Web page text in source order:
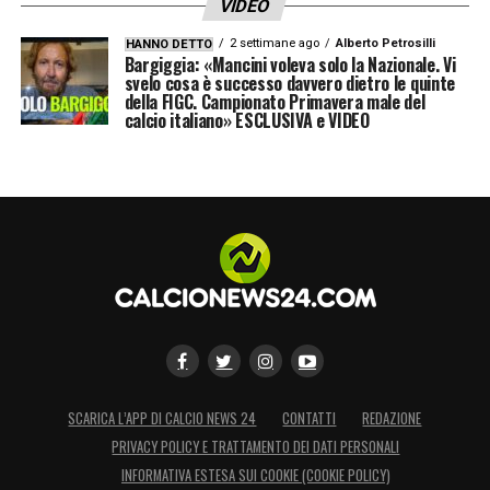
solidità la prossima stagione».
LA PLAYLIST DELLE NOSTRE TOP NEWS
VIDEO
HANNO DETTO 2 settimane ago Alberto Petrosilli
Bargiggia: «Mancini voleva solo la Nazionale. Vi
svelo cosa è successo davvero dietro le quinte
della FIGC. Campionato Primavera male del
calcio italiano» ESCLUSIVA e VIDEO
SCARICA L’APP DI CALCIO NEWS 24 CONTATTI
REDAZIONE
PRIVACY POLICY E TRATTAMENTO DEI DATI PERSONALI
INFORMATIVA ESTESA SUI COOKIE (COOKIE POLICY)